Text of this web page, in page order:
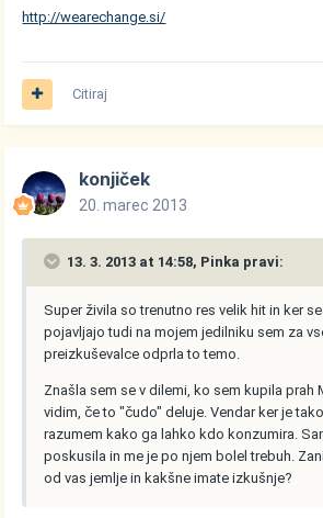
http://wearechange.si/
Citiraj
konjiček
20. marec 2013
13. 3. 2013 at 14:58, Pinka pravi:
Super živila so trenutno res velik hit in ker
pojavljajo tudi na mojem jedilniku sem za
preizkuševalce odprla to temo.
Znašla sem se v dilemi, ko sem kupila prah
vidim, če to "čudo" deluje. Vendar ker je
razumem kako ga lahko kdo konzumira.
poskusila in me je po njem bolel trebuh.
od vas jemlje in kakšne imate izkušnje?